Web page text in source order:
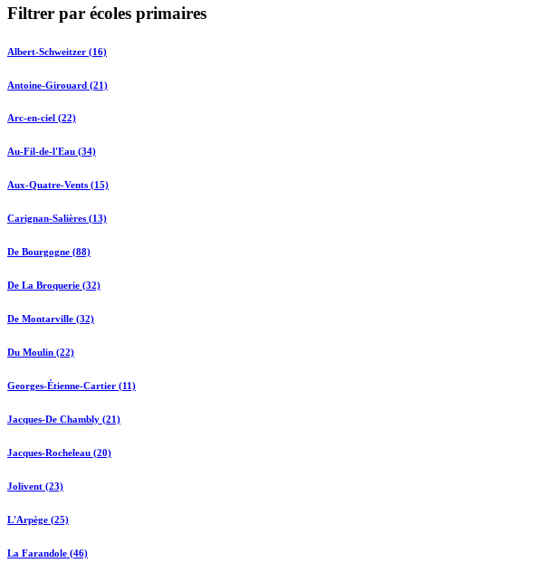
Filtrer par écoles primaires
Albert-Schweitzer (16)
Antoine-Girouard (21)
Arc-en-ciel (22)
Au-Fil-de-l'Eau (34)
Aux-Quatre-Vents (15)
Carignan-Salières (13)
De Bourgogne (88)
De La Broquerie (32)
De Montarville (32)
Du Moulin (22)
Georges-Étienne-Cartier (11)
Jacques-De Chambly (21)
Jacques-Rocheleau (20)
Jolivent (23)
L'Arpège (25)
La Farandole (46)